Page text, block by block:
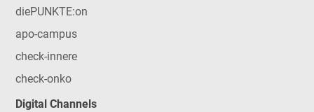
diePUNKTE:on
apo-campus
check-innere
check-onko
Digital Channels